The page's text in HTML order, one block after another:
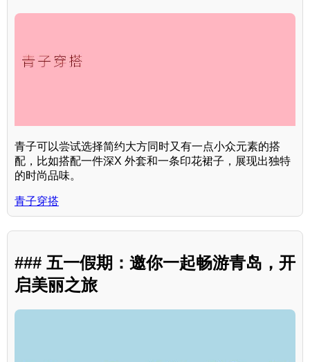
青子可以尝试选择简约大方同时又有一点小众元素的搭
配，比如搭配一件深X 外套和一条印花裙子，展现出独特
的时尚品味。
青子穿搭
### 五一假期：邀你一起畅游青岛，开
启美丽之旅